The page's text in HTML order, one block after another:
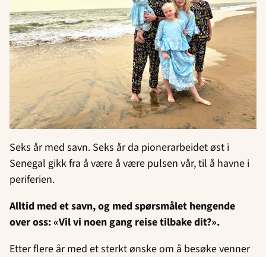
Seks år med savn. Seks år da pionerarbeidet øst i
Senegal gikk fra å være å være pulsen vår, til å havne i
periferien.
Alltid med et savn, og med spørsmålet hengende
over oss: «Vil vi noen gang reise tilbake dit?».
Etter flere år med et sterkt ønske om å besøke venner